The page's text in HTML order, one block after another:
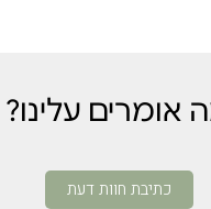
אומרים עלינו?
כתיבת חוות דעת